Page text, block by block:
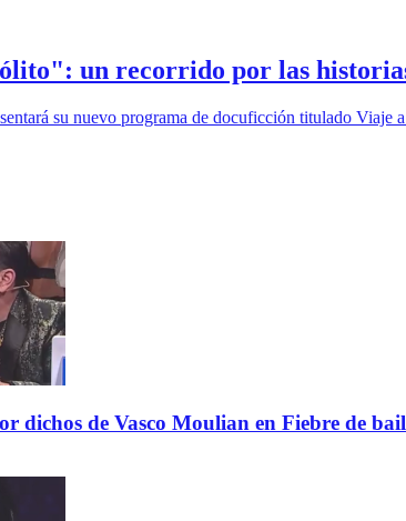
un recorrido por las
su nuevo programa de docuficción titulado
dichos de Vasco Moulian en Fiebre de